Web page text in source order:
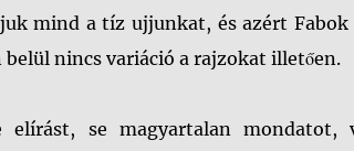
mind a tíz ujjunkat, és azért Fabok
nincs variáció a rajzokat illetően.
se magyartalan mondatot,